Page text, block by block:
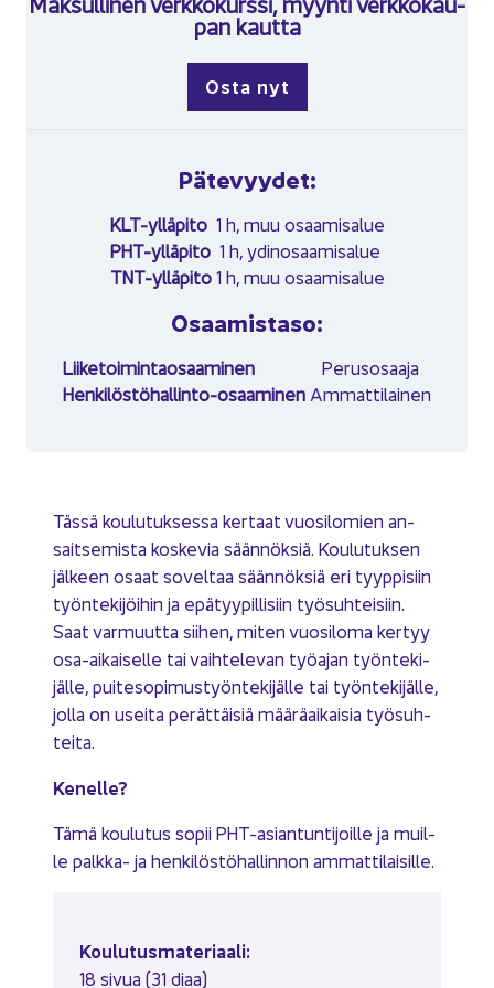
pan kaut­ta
Osta nyt
Pä­te­vyy­det:
KLT-​ylläpito 1 h, muu osaa­mi­sa­lue
PHT-​ylläpito 1 h, ydin­osaa­mi­sa­lue
TNT-​ylläpito 1 h, muu osaa­mi­sa­lue
Osaa­mis­ta­so:
Lii­ke­toi­min­tao­saa­mi­nen
Pe­rus­osaa­ja
Henkilöstöhallinto-​osaaminen Am­mat­ti­lai­nen
Tässä kou­lu­tuk­ses­sa ker­taat vuo­si­lo­mien an­
sait­se­mis­ta kos­ke­via sään­nök­siä. Kou­lu­tuk­sen
jäl­keen osaat so­vel­taa sään­nök­siä eri tyyp­pi­siin
työn­te­ki­jöi­hin ja epä­tyy­pil­li­siin työ­suh­tei­siin.
Saat var­muut­ta sii­hen, miten vuo­si­lo­ma ker­tyy
osa-​aikaiselle tai vaih­te­le­van työ­ajan työn­te­ki­
jäl­le, pui­te­so­pi­mus­työn­te­ki­jäl­le tai työn­te­ki­jäl­le,
jolla on usei­ta pe­rät­täi­siä mää­rä­ai­kai­sia työ­suh­
tei­ta.
Ke­nel­le?
Tämä kou­lu­tus sopii PHT-​asiantuntijoille ja muil­
le palkka-​ ja hen­ki­lös­tö­hal­lin­non am­mat­ti­lai­sil­le.
Kou­lu­tus­ma­te­ri­aa­li:
18 sivua (31 diaa)